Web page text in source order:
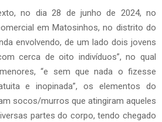
no dia 28 de junho de 2024, no
em Matosinhos, no distrito do
envolvendo, de um lado dois jovens
cerca de oito indivíduos”, no qual
“e sem que nada o fizesse
e inopinada”, os elementos do
socos/murros que atingiram aqueles
partes do corpo, tendo chegado